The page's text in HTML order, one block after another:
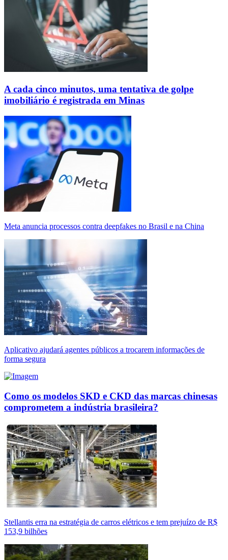
A cada cinco minutos, uma tentativa de golpe
imobiliário é registrada em Minas
Meta anuncia processos contra deepfakes no Brasil e na China
Aplicativo ajudará agentes públicos a trocarem informações de
forma segura
Como os modelos SKD e CKD das marcas chinesas
comprometem a indústria brasileira?
Stellantis erra na estratégia de carros elétricos e tem prejuízo de R$
153,9 bilhões